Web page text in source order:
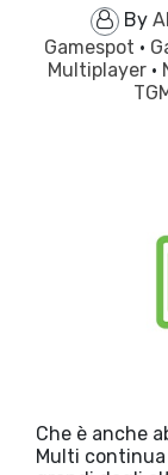
By
Gamespot ·
Multiplayer ·
Che è anche
Multi